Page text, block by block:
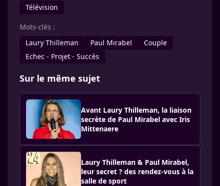
Télévision
Mots-clés :
Laury Thilleman
Paul Mirabel
Couple
Echec - Projet - Succès
Sur le même sujet
Avant Laury Thilleman, la liaison
secrète de Paul Mirabel avec Iris
Mittenaere
Laury Thilleman & Paul Mirabel,
leur secret ? des rendez-vous à la
salle de sport